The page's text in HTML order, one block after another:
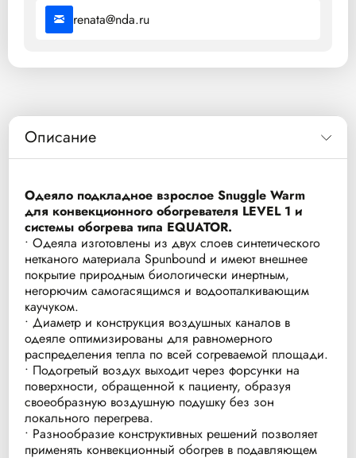
renata@nda.ru
Описание
Одеяло подкладное взрослое Snuggle Warm
для конвекционного обогревателя LEVEL 1 и
системы обогрева типа EQUATOR.
• Одеяла изготовлены из двух слоев синтетического
нетканого материала Spunbound и имеют внешнее
покрытие природным биологически инертным,
негорючим самогасящимся и водоотталкивающим
каучуком.
• Диаметр и конструкция воздушных каналов в
одеяле оптимизированы для равномерного
распределения тепла по всей согреваемой площади.
• Подогретый воздух выходит через форсунки на
поверхности, обращенной к пациенту, образуя
своеобразную воздушную подушку без зон
локального перегрева.
• Разнообразие конструктивных решений позволяет
применять конвекционный обогрев в подавляющем